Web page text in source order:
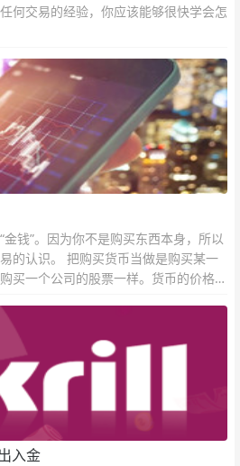
何交易的经验，你应该能够很快学会怎
钱”。因为你不是购买东西本身，所以
的认识。 把购买货币当做是购买某一
买一个公司的股票一样。货币的价格直
入金